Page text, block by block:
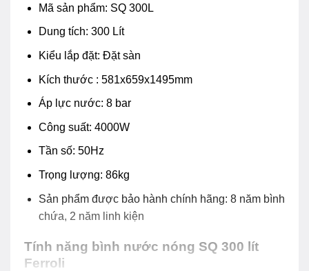
Mã sản phẩm: SQ 300L
Dung tích: 300 Lít
Kiểu lắp đặt: Đặt sàn
Kích thước : 581x659x1495mm
Áp lực nước: 8 bar
Công suất: 4000W
Tần số: 50Hz
Trọng lượng: 86kg
Sản phẩm được bảo hành chính hãng: 8 năm bình
chứa, 2 năm linh kiện
Tính năng bình nước nóng SQ 300 lít
Ferroli